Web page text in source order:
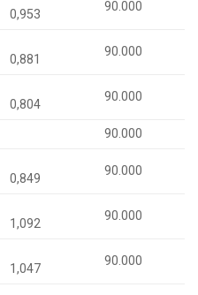
0,953
90.000
0,881
90.000
0,804
90.000
90.000
0,849
90.000
1,092
90.000
1,047
90.000